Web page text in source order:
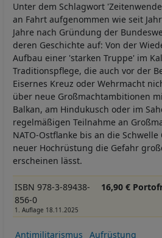
Unter dem Schlagwort
an Fahrt aufgenommen wie seit
Jahre nach Gründung der
deren Geschichte auf: Von der
Aufbau einer 'starken Truppe' im
Traditionspflege, die auch vor der
Eisernes Kreuz oder Wehrmacht
über neue Großmachtambitionen
Balkan, am Hindukusch oder im
regelmäßigen Teilnahme an
NATO-Ostflanke bis an die
neuer Hochrüstung die Gefahr
erscheinen lässt.
ISBN 978-3-89438-
856-0
1. Auflage 18.11.2025
16,90 €
Antimilitarismus
Aufrüstung